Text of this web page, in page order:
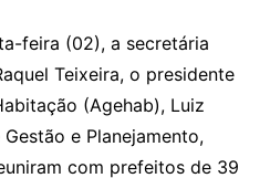
feira (02), a secretária
Teixeira, o presidente
(Agehab), Luiz
e Planejamento,
com prefeitos de 39